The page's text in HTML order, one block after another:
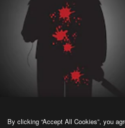
By clicking “Accept All Cookies”, you